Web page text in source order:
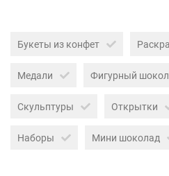
Букеты из конфет
Медали Фигурный
Скульптуры Открытки
Наборы Мини шоколад